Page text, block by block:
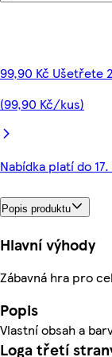
99,90 Kč Ušetřete
(99,90 Kč/kus)
Nabídka platí do
Popis produktu
Hlavní výhody
Zábavná hra pro
Popis
Vlastní obsah a
Loga třetí